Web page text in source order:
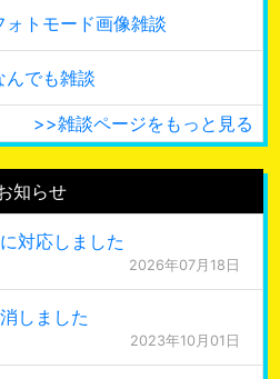
トモード画像雑談
でも雑談
>>雑談ページをもっと見る
知らせ
対応しました
2026年07月18日
しました
2023年10月01日